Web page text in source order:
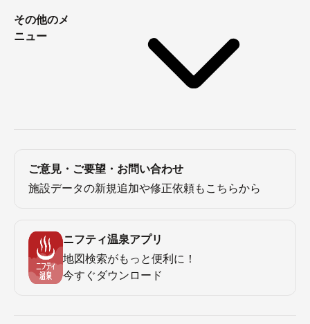
その他のメ
ニュー
ご意見・ご要望・お問い合わせ
施設データの新規追加や修正依頼もこちらから
ニフティ温泉アプリ
地図検索がもっと便利に！
今すぐダウンロード